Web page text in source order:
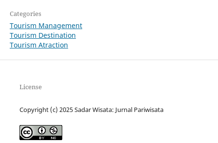
Categories
Tourism Management
Tourism Destination
Tourism Atraction
License
Copyright (c) 2025 Sadar Wisata: Jurnal Pariwisata